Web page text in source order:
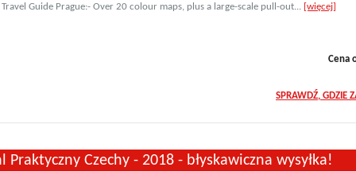
Travel Guide Prague:- Over 20 colour maps, plus a large-scale pull-out... [więcej]
Cena
SPRAWDŹ, GDZIE
Praktyczny Czechy - 2018 - błyskawiczna wysyłka!